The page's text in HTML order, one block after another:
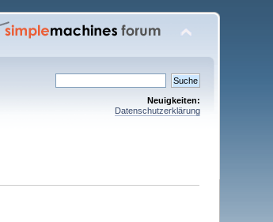
Neuigkeiten:
Datenschutzerklärung